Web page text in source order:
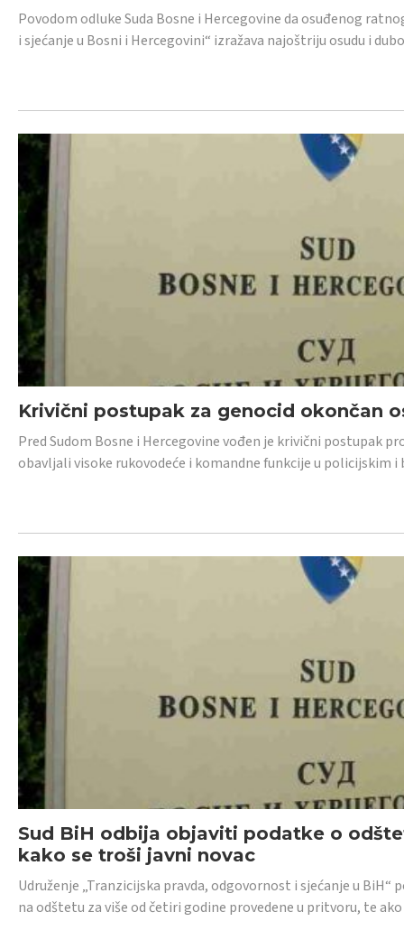
Povodom odluke Suda Bosne i Hercegovine da osuđenog
i sjećanje u Bosni i Hercegovini“ izražava najoštriju osudu i
Krivični postupak za genocid okončan
Pred Sudom Bosne i Hercegovine vođen je krivični postupak
obavljali visoke rukovodeće i komandne funkcije u policijskim
Sud BiH odbija objaviti podatke o
kako se troši javni novac
Udruženje „Tranzicijska pravda, odgovornost i sjećanje u
na odštetu za više od četiri godine provedene u pritvoru, te